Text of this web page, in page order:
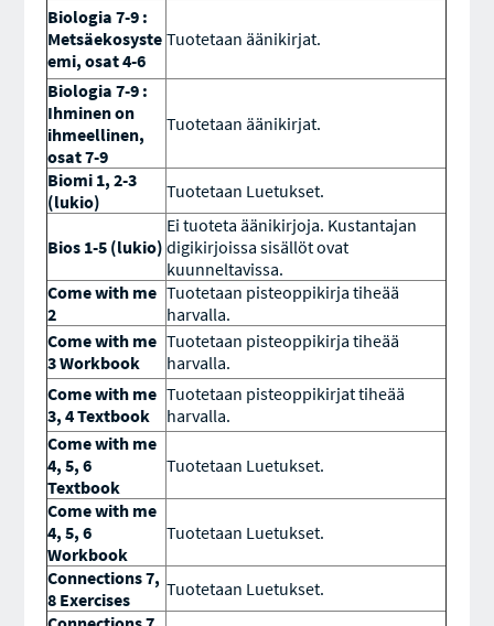
Biologia 7-9 :
Metsäekosyste
emi, osat 4-6
Tuotetaan äänikirjat.
Biologia 7-9 :
Ihminen on
ihmeellinen,
osat 7-9
Tuotetaan äänikirjat.
Biomi 1, 2-3
(lukio)
Tuotetaan Luetukset.
Bios 1-5 (lukio)
Ei tuoteta äänikirjoja. Kustantajan
digikirjoissa sisällöt ovat
kuunneltavissa.
Come with me
2
Tuotetaan pisteoppikirja tiheää
harvalla.
Come with me
3 Workbook
Tuotetaan pisteoppikirja tiheää
harvalla.
Come with me
3, 4 Textbook
Tuotetaan pisteoppikirjat tiheää
harvalla.
Come with me
4, 5, 6
Textbook
Tuotetaan Luetukset.
Come with me
4, 5, 6
Workbook
Tuotetaan Luetukset.
Connections 7,
8 Exercises
Tuotetaan Luetukset.